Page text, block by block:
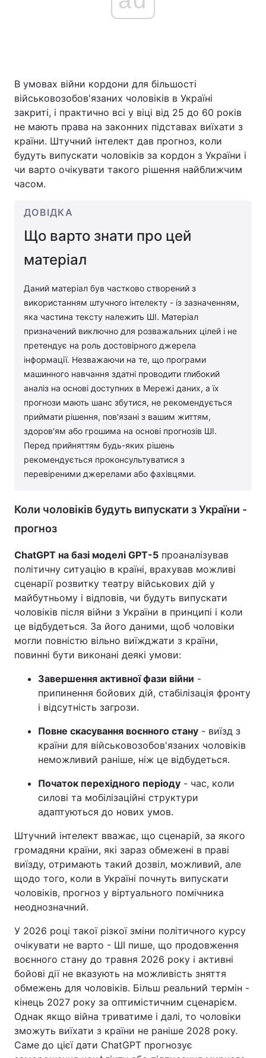
В умовах війни кордони для більшості
військовозобов'язаних чоловіків в Україні
закриті, і практично всі у віці від 25 до 60 років
не мають права на законних підставах виїхати з
країни. Штучний інтелект дав прогноз, коли
будуть випускати чоловіків за кордон з України і
чи варто очікувати такого рішення найближчим
часом.
ДОВІДКА
Що варто знати про цей
матеріал
Даний матеріал був частково створений з
використанням штучного інтелекту - із зазначенням,
яка частина тексту належить ШІ. Матеріал
призначений виключно для розважальних цілей і не
претендує на роль достовірного джерела
інформації. Незважаючи на те, що програми
машинного навчання здатні проводити глибокий
аналіз на основі доступних в Мережі даних, а їх
прогнози мають шанс збутися, не рекомендується
приймати рішення, пов'язані з вашим життям,
здоров'ям або грошима на основі прогнозів ШІ.
Перед прийняттям будь-яких рішень
рекомендується проконсультуватися з
перевіреними джерелами або фахівцями.
Коли чоловіків будуть випускати з України -
прогноз
ChatGPT на базі моделі GPT-5 проаналізував
політичну ситуацію в країні, врахував можливі
сценарії розвитку театру військових дій у
майбутньому і відповів, чи будуть випускати
чоловіків після війни з України в принципі і коли
це відбудеться. За його даними, щоб чоловіки
могли повністю вільно виїжджати з країни,
повинні бути виконані деякі умови:
Завершення активної фази війни -
припинення бойових дій, стабілізація фронту
і відсутність загрози.
Повне скасування воєнного стану - виїзд з
країни для військовозобов'язаних чоловіків
неможливий раніше, ніж це відбудеться.
Початок перехідного періоду - час, коли
силові та мобілізаційні структури
адаптуються до нових умов.
Штучний інтелект вважає, що сценарій, за якого
громадяни країни, які зараз обмежені в праві
виїзду, отримають такий дозвіл, можливий, але
щодо того, коли в Україні почнуть випускати
чоловіків, прогноз у віртуального помічника
неоднозначний.
У 2026 році такої різкої зміни політичного курсу
очікувати не варто - ШІ пише, що продовження
воєнного стану до травня 2026 року і активні
бойові дії не вказують на можливість зняття
обмежень для чоловіків. Більш реальний термін -
кінець 2027 року за оптимістичним сценарієм.
Однак якщо війна триватиме і далі, то чоловіки
зможуть виїхати з країни не раніше 2028 року.
Саме до цієї дати ChatGPT прогнозує